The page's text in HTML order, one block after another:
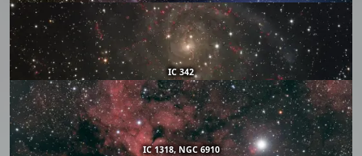
IC 342
IC 1318, NGC 6910